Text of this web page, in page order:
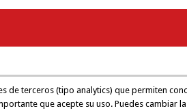
de terceros (tipo analytics) que permiten
que acepte su uso. Puedes cambiar